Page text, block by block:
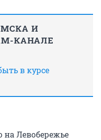
И
КАНАЛЕ
в курсе
на Левобережье